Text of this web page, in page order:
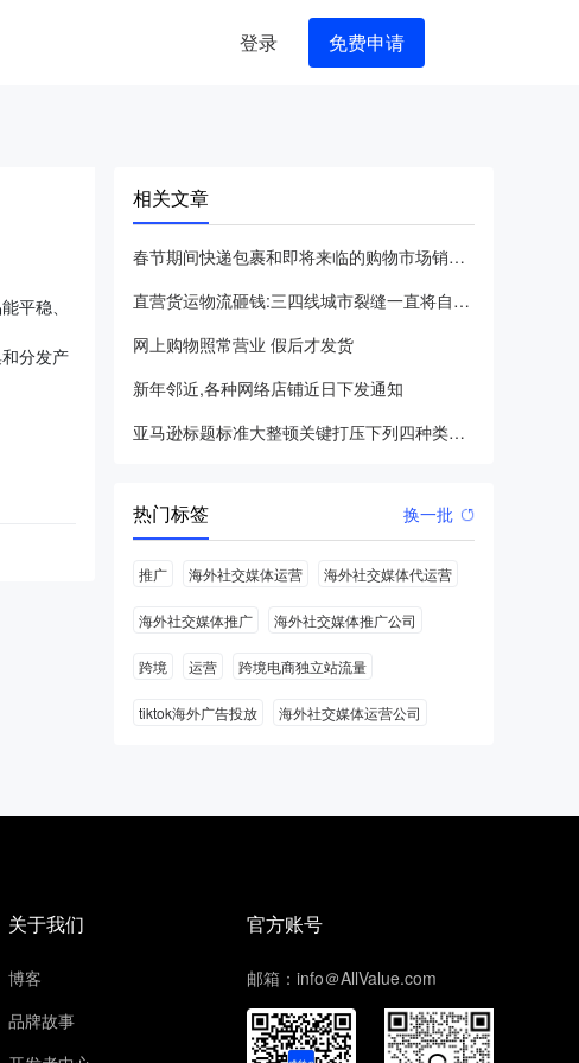
登录 免费申请
平稳、
分发产
相关文章
春节期间快递包裹和即将来临的购物市场销售高峰
直营货运物流砸钱:三四线城市裂缝一直将自身包装成中国亚马逊的
网上购物照常营业 假后才发货
新年邻近,各种网络店铺近日下发通知
亚马逊标题标准大整顿关键打压下列四种类别的违反规定
热门标签 换一批
推广 海外社交媒体运营 海外社交媒体代运营
海外社交媒体推广 海外社交媒体推广公司
跨境 运营 跨境电商独立站流量
tiktok海外广告投放 海外社交媒体运营公司
关于我们
博客
品牌故事
官方账号
邮箱：info＠AllValue.com